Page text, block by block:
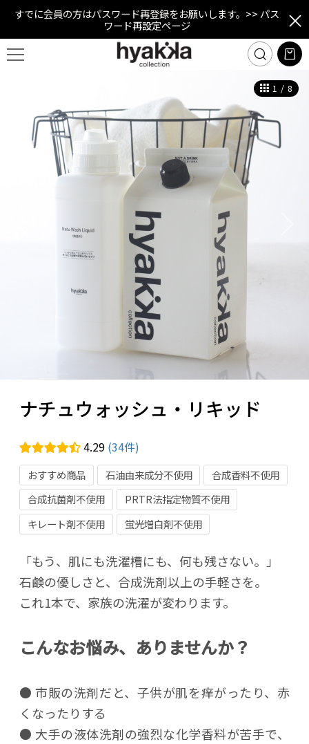
すでに会員の方はパスワード再登録をお願いします。 >> パス
ワード再設定ページ
1 / 8
ナチュウォッシュ・リキッド
4.29 (34件)
おすすめ商品 石油由来成分不使用
合成香料不使用
合成抗菌剤不使用
PRTR法指定物質不使用
キレート剤不使用
蛍光増白剤不使用
「もう、肌にも洗濯槽にも、何も残さない。」
石鹸の優しさと、合成洗剤以上の手軽さを。
これ1本で、家族の洗濯が変わります。
こんなお悩み、ありませんか？
● 市販の洗剤だと、子供が肌を痒がったり、赤
くなったりする
● 大手の液体洗剤の強烈な化学香料が苦手で、